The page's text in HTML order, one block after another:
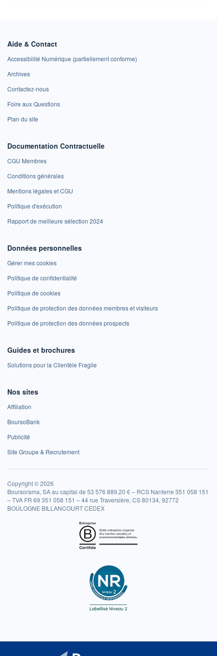
Aide & Contact
Accessibilité Numérique (partiellement conforme)
Archives
Contactez-nous
Foire aux Questions
Plan du site
Documentation Contractuelle
CGU Membres
Conditions générales
Mentions légales et CGU
Politique d'exécution
Rapport de meilleure sélection 2024
Données personnelles
Gérer mes cookies
Politique de confidentialité
Politique de cookies
Politique de protection des données membres et visiteurs
Politique de protection des données prospects
Guides et brochures
Solutions pour la Clientèle Fragile
Nos sites
Affiliation
BoursoBank
Publicité
Site Groupe & Recrutement
Copyright © 2026
Boursorama, SA au capital de 53 576 889,20 € – RCS Nanterre 351 058 151
– TVA FR 69 351 058 151 – 44 rue Traversière, CS 80134, 92772
BOULOGNE BILLANCOURT CEDEX